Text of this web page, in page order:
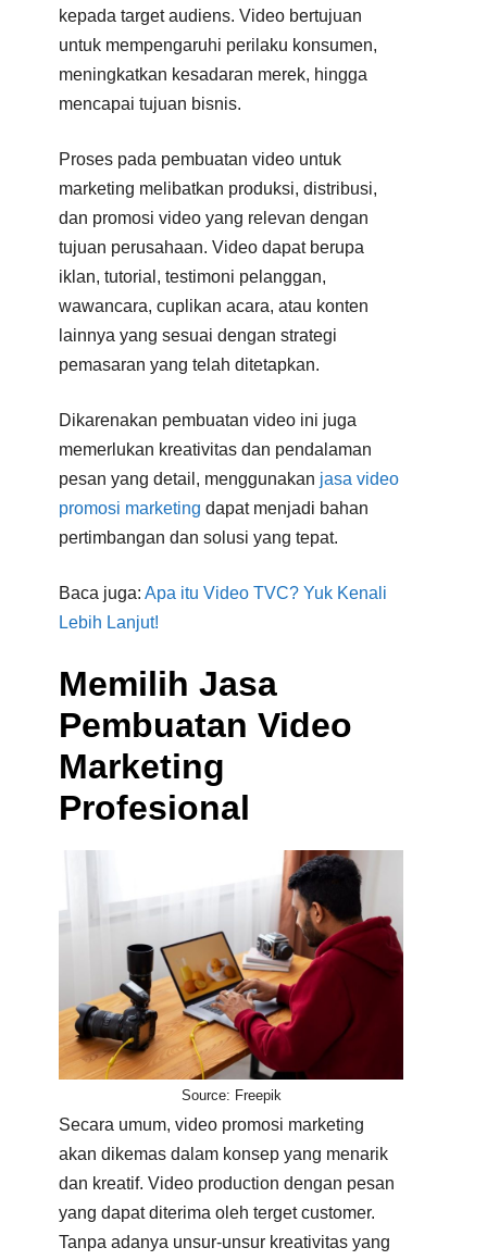
kepada target audiens. Video bertujuan
untuk mempengaruhi perilaku konsumen,
meningkatkan kesadaran merek, hingga
mencapai tujuan bisnis.
Proses pada pembuatan video untuk
marketing melibatkan produksi, distribusi,
dan promosi video yang relevan dengan
tujuan perusahaan. Video dapat berupa
iklan, tutorial, testimoni pelanggan,
wawancara, cuplikan acara, atau konten
lainnya yang sesuai dengan strategi
pemasaran yang telah ditetapkan.
Dikarenakan pembuatan video ini juga
memerlukan kreativitas dan pendalaman
pesan yang detail, menggunakan jasa video
promosi marketing dapat menjadi bahan
pertimbangan dan solusi yang tepat.
Baca juga:Apa itu Video TVC? Yuk Kenali
Lebih Lanjut!
Memilih Jasa
Pembuatan Video
Marketing
Profesional
Source: Freepik
Secara umum, video promosi marketing
akan dikemas dalam konsep yang menarik
dan kreatif. Video production dengan pesan
yang dapat diterima oleh terget customer.
Tanpa adanya unsur-unsur kreativitas yang